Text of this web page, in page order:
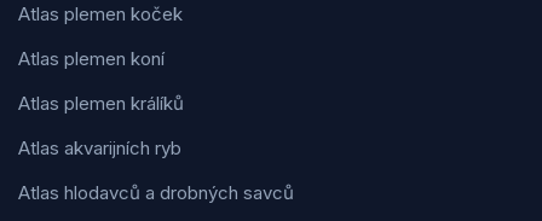
Atlas plemen koček
Atlas plemen koní
Atlas plemen králíků
Atlas akvarijních ryb
Atlas hlodavců a drobných savců